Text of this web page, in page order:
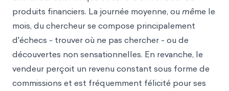
produits financiers. La journée moyenne, ou même le
mois, du chercheur se compose principalement
d'échecs - trouver où ne pas chercher - ou de
découvertes non sensationnelles. En revanche, le
vendeur perçoit un revenu constant sous forme de
commissions et est fréquemment félicité pour ses